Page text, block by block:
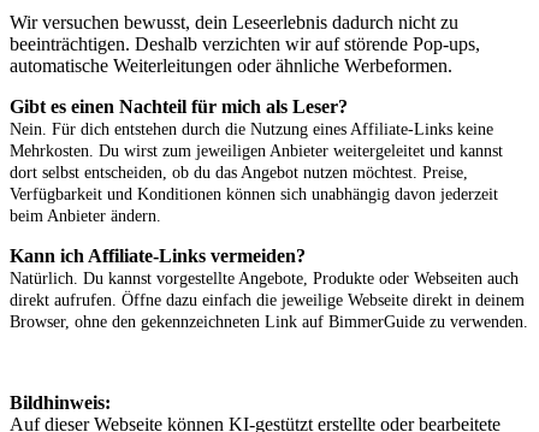
Wir versuchen bewusst, dein Leseerlebnis dadurch nicht zu
beeinträchtigen. Deshalb verzichten wir auf störende Pop-ups,
automatische Weiterleitungen oder ähnliche Werbeformen.
Gibt es einen Nachteil für mich als Leser?
Nein. Für dich entstehen durch die Nutzung eines Affiliate-Links keine
Mehrkosten. Du wirst zum jeweiligen Anbieter weitergeleitet und kannst
dort selbst entscheiden, ob du das Angebot nutzen möchtest. Preise,
Verfügbarkeit und Konditionen können sich unabhängig davon jederzeit
beim Anbieter ändern.
Kann ich Affiliate-Links vermeiden?
Natürlich. Du kannst vorgestellte Angebote, Produkte oder Webseiten auch
direkt aufrufen. Öffne dazu einfach die jeweilige Webseite direkt in deinem
Browser, ohne den gekennzeichneten Link auf BimmerGuide zu verwenden.
Bildhinweis:
Auf dieser Webseite können KI-gestützt erstellte oder bearbeitete